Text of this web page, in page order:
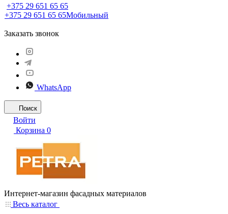
+375 29 651 65 65
+375 29 651 65 65Мобильный
Заказать звонок
WhatsApp
Поиск
Войти
Корзина 0
Интернет-магазин фасадных материалов
Весь каталог